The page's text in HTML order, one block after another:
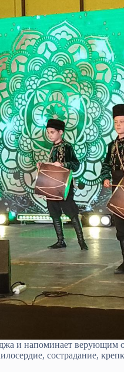
и напоминает верующим
сострадание,